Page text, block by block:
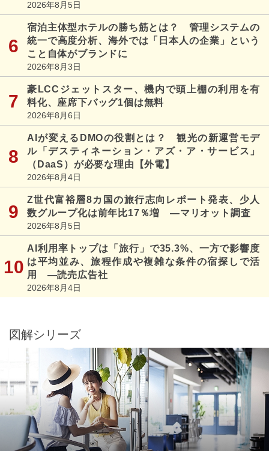
2026年8月5日
宿泊主体型ホテルの勝ち筋とは？ 管理システムの
統一で高度分析、海外では「日本人の企業」という
こと自体がブランドに
2026年8月3日
豪LCCジェットスター、機内で頭上棚の利用を有
料化、座席下バッグ1個は無料
2026年8月6日
AIが変えるDMOの役割とは？ 観光の新運営モデ
ル「デスティネーション・アズ・ア・サービス」
（DaaS）が必要な理由【外電】
2026年8月4日
Z世代富裕層8カ国の旅行志向レポート発表、少人
数グループ化は前年比17％増 ―マリオット調査
2026年8月5日
AI利用率トップは「旅行」で35.3%、一方で影響度
は平均並み、旅程作成や複雑な条件の宿探しで活
用 ―読売広告社
2026年8月4日
図解シリーズ